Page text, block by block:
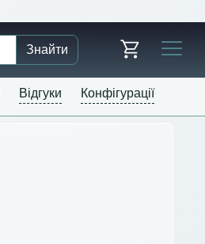
Знайти
Відгуки Конфігурації